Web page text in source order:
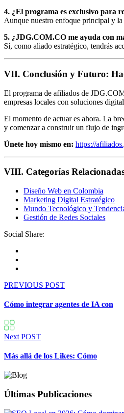
4. ¿El programa es exclusivo para
Aunque nuestro enfoque principal y la
5. ¿JDG.COM.CO me ayuda con
Sí, como aliado estratégico, tendrás
VII. Conclusión y Futuro:
El programa de afiliados de
empresas locales con soluciones
El momento de actuar es ahora. La
y comenzar a construir un flujo de
Únete hoy mismo en: https://
VIII. Categorías
Diseño Web en Colombia
Marketing Digital Estratégico
Mundo Tecnológico y
Gestión de Redes Sociales
Social Share:
PREVIOUS POST
Cómo integrar agentes de IA con
Next POST
Más allá de los Likes: Cómo
Últimas Publicaciones